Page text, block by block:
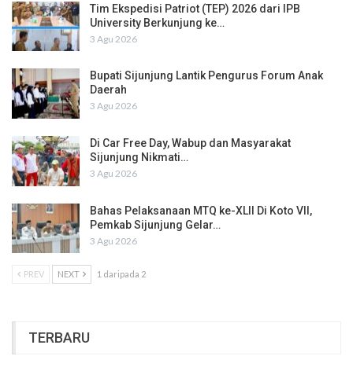
Tim Ekspedisi Patriot (TEP) 2026 dari IPB
University Berkunjung ke…
3 Agu 2026
Bupati Sijunjung Lantik Pengurus Forum Anak
Daerah
3 Agu 2026
Di Car Free Day, Wabup dan Masyarakat
Sijunjung Nikmati…
3 Agu 2026
Bahas Pelaksanaan MTQ ke-XLII Di Koto VII,
Pemkab Sijunjung Gelar…
3 Agu 2026
PREV NEXT 1 daripada 2
TERBARU